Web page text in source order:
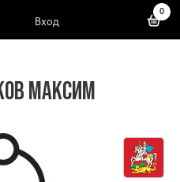
Вход
0
МАКСИМ